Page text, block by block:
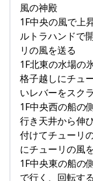
風の神殿
1F中央の風で上
ルトラハンドで
リの風を送る
1F北東の水場の
格子越しにチュ
いレバーをスク
1F中央西の船の
行き天井から伸
付けてチューリ
にチューリの風
1F中央東の船の
で行く、回転す